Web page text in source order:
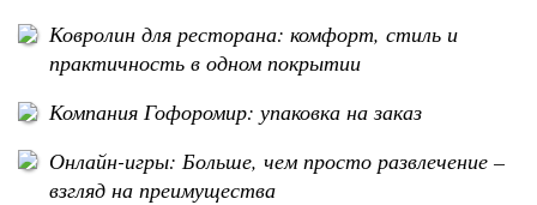
Ковролин для ресторана: комфорт, стиль и
практичность в одном покрытии
Компания Гофоромир: упаковка на заказ
Онлайн-игры: Больше, чем просто развлечение –
взгляд на преимущества